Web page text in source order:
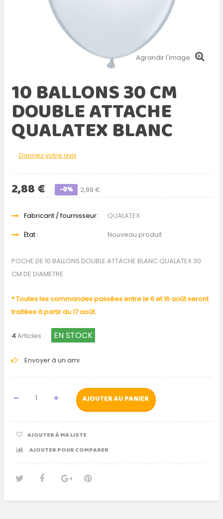
Agrandir l'image
10 BALLONS 30 CM
DOUBLE ATTACHE
QUALATEX BLANC
Donnez votre avis
2,88 €
2,88 € -0%
Fabricant / fournisseur:
QUALATEX
État :
Nouveau produit
POCHE DE 10 BALLONS DOUBLE ATTACHE BLANC QUALATEX 30
CM DE DIAMETRE
* Toutes les commandes passées entre le 6 et 16 août seront
traitées à partir du 17 août.
4Articles EN STOCK
Envoyer à un ami
AJOUTER AU PANIER
AJOUTER À MA LISTE
AJOUTER POUR COMPARER